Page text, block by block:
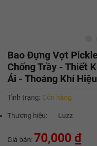
Bao Đựng Vợt
Chống Trầy - Thiết
Ái - Thoáng Khí
Tình trạng: Còn hàng
Thương hiệu: Luzz
Giá bán:70,000 ₫